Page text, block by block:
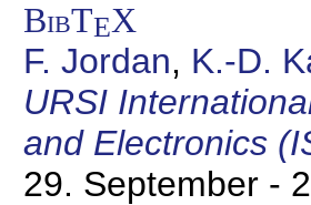
BibTEX
F. Jordan, K.-D.
URSI
and Electronics
29. September -